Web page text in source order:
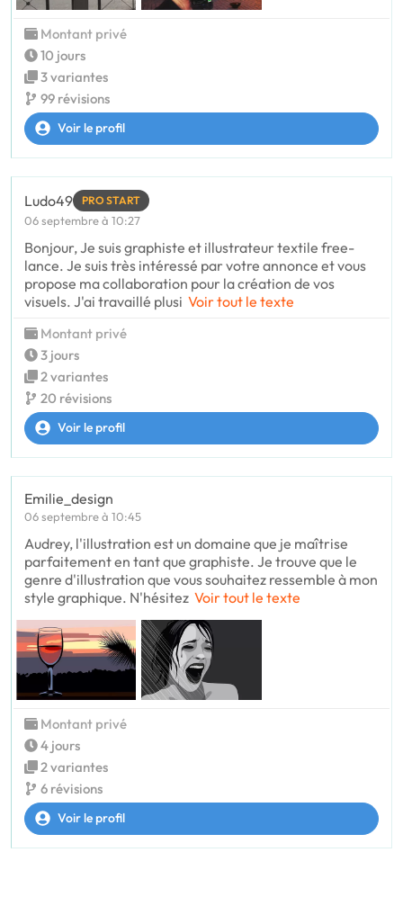
Montant privé
10 jours
3 variantes
99 révisions
Voir le profil
Ludo49 PRO START
06 septembre à 10:27
Bonjour, Je suis graphiste et illustrateur textile free-
lance. Je suis très intéressé par votre annonce et vous
propose ma collaboration pour la création de vos
visuels. J'ai travaillé plusi Voir tout le texte
Montant privé
3 jours
2 variantes
20 révisions
Voir le profil
Emilie_design
06 septembre à 10:45
Audrey, l'illustration est un domaine que je maîtrise
parfaitement en tant que graphiste. Je trouve que le
genre d'illustration que vous souhaitez ressemble à mon
style graphique. N'hésitez Voir tout le texte
Montant privé
4 jours
2 variantes
6 révisions
Voir le profil